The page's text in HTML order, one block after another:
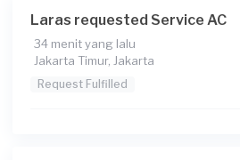
Laras requested Service AC
34 menit yang lalu
Jakarta Timur, Jakarta
Request Fulfilled